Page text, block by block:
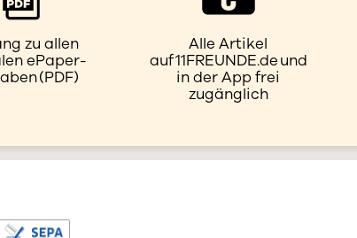
zu allen
ePaper-
(PDF)
Alle Artikel
auf 11FREUNDE.de und
in der App frei
zugänglich